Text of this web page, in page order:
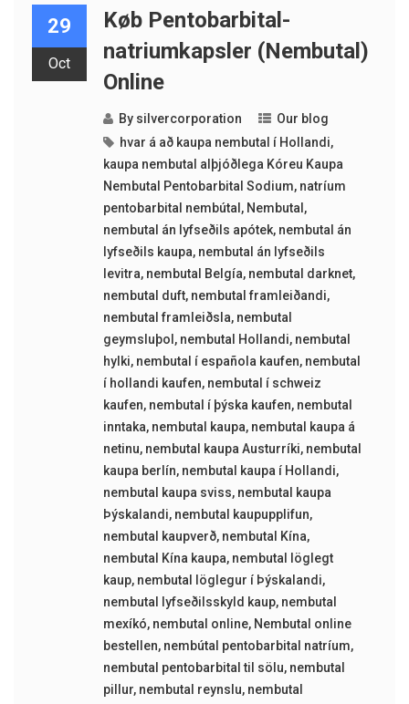
29
Oct
Køb Pentobarbital-
natriumkapsler (Nembutal)
Online
By silvercorporation
Our blog
hvar á að kaupa nembutal í Hollandi,
kaupa nembutal alþjóðlega Kóreu Kaupa
Nembutal Pentobarbital Sodium, natríum
pentobarbital nembútal , Nembutal ,
nembutal án lyfseðils apótek, nembutal án
lyfseðils kaupa, nembutal án lyfseðils
levitra, nembutal Belgía, nembutal darknet,
nembutal duft, nembutal framleiðandi,
nembutal framleiðsla, nembutal
geymsluþol , nembutal Hollandi, nembutal
hylki, nembutal í española kaufen, nembutal
í hollandi kaufen, nembutal í schweiz
kaufen, nembutal í þýska kaufen, nembutal
inntaka, nembutal kaupa, nembutal kaupa á
netinu, nembutal kaupa Austurríki, nembutal
kaupa berlín, nembutal kaupa í Hollandi,
nembutal kaupa sviss, nembutal kaupa
Þýskalandi, nembutal kaupupplifun,
nembutal kaupverð, nembutal Kína,
nembutal Kína kaupa, nembutal löglegt
kaup, nembutal löglegur í Þýskalandi,
nembutal lyfseðilsskyld kaup, nembutal
mexíkó, nembutal online, Nembutal online
bestellen, nembútal pentobarbital natríum,
nembutal pentobarbital til sölu, nembutal
pillur, nembutal reynslu, nembutal